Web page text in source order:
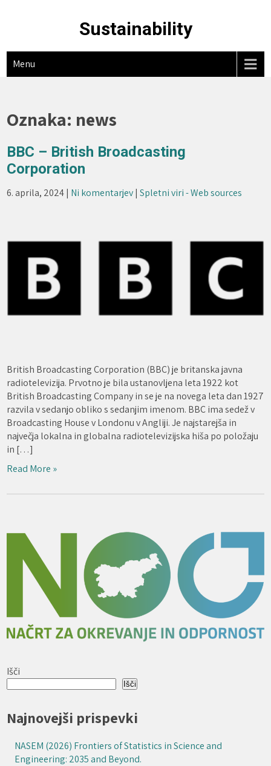
Sustainability
Menu
Oznaka: news
BBC – British Broadcasting
Corporation
6. aprila, 2024| Ni komentarjev|Spletni viri - Web sources
British Broadcasting Corporation (BBC) je britanska javna
radiotelevizija. Prvotno je bila ustanovljena leta 1922 kot
British Broadcasting Company in se je na novega leta dan 1927
razvila v sedanjo obliko s sedanjim imenom. BBC ima sedež v
Broadcasting House v Londonu v Angliji. Je najstarejša in
največja lokalna in globalna radiotelevizijska hiša po položaju
in […]
Read More »
Išči
Išči
Najnovejši prispevki
NASEM (2026) Frontiers of Statistics in Science and
Engineering: 2035 and Beyond.